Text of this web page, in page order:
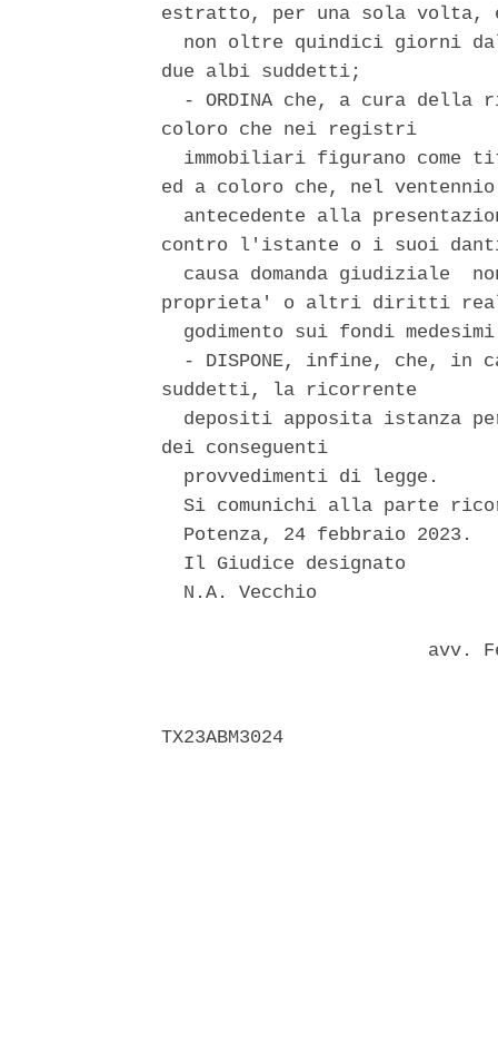
estratto, per una sola volta,
non oltre quindici giorni
due albi suddetti;
- ORDINA che, a cura della
coloro che nei registri
immobiliari figurano come
ed a coloro che, nel
antecedente alla
contro l'istante o i suoi
causa domanda giudiziale
proprieta' o altri diritti
godimento sui fondi
- DISPONE, infine, che, in
suddetti, la ricorrente
depositi apposita istanza
dei conseguenti
  provvedimenti di legge.
Si comunichi alla parte
  Potenza, 24 febbraio 2023.
  Il Giudice designato
  N.A. Vecchio
avv.